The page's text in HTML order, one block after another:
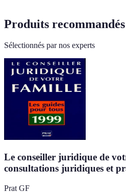
Produits recommandés
Sélectionnés par nos experts
Le conseiller juridique de
consultations juridiques et
Prat GF